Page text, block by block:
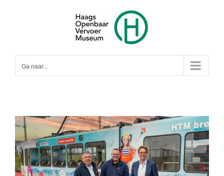
Ga naar...